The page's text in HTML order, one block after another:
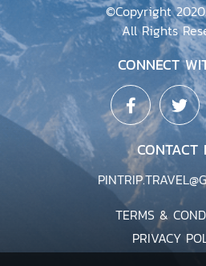
©Copyright
All Rights
CONNECT
CONTACT
TERMS &
PRIVACY